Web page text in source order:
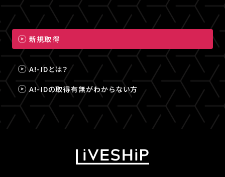
新規取得
A!-IDとは？
A!-IDの取得有無がわからない方